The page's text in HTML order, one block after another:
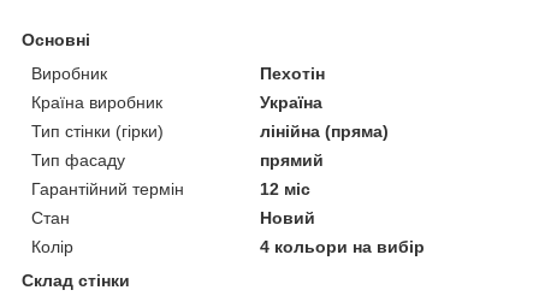
Основні
Виробник
Пехотін
Країна виробник
Україна
Тип стінки (гірки)
лінійна (пряма)
Тип фасаду
прямий
Гарантійний термін
12 міс
Стан
Новий
Колір
4 кольори на вибір
Склад стінки